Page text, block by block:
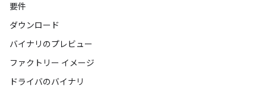
要件
ダウンロード
バイナリのプレビュー
ファクトリー イメージ
ドライバのバイナリ